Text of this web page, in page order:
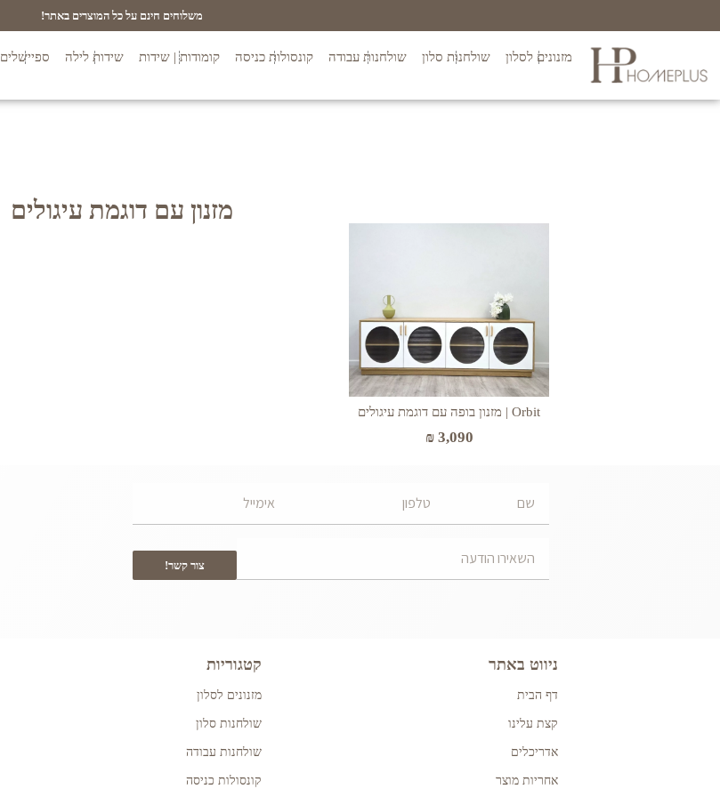
משלוחים חינם על כל המוצרים באתר!
מזנונים לסלון שולחנות סלון שולחנות עבודה קונסולות כניסה קומודות | שידות שידות לילה ספיישלים
מזנון עם דוגמת עיגולים
Orbit | מזנון בופה עם דוגמת עיגולים
₪3,090
צור קשר!
ניווט באתר
דף הבית
קצת עלינו
אדריכלים
אחריות מוצר
קטגוריות
מזנונים לסלון
שולחנות סלון
שולחנות עבודה
קונסולות כניסה